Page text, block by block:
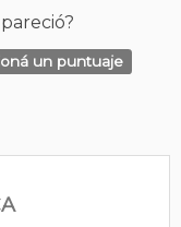
un puntuaje